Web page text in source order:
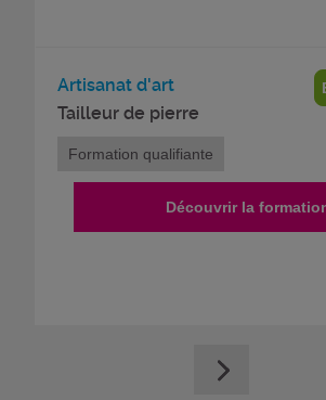
Artisanat d'art
Tailleur de pierre
Formation qualifiante
Découvrir la